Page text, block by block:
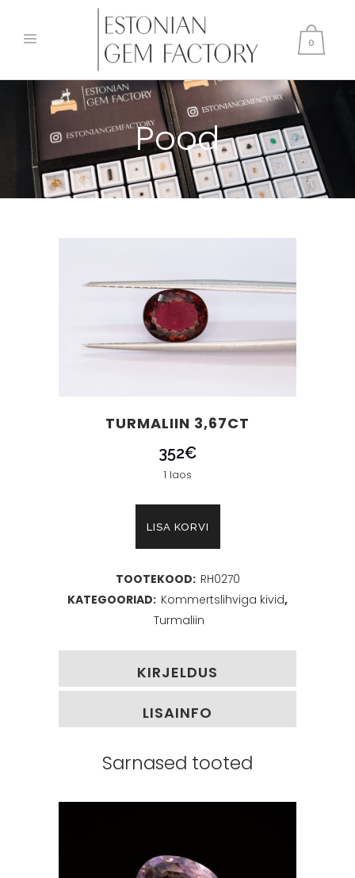
0
Pood
TURMALIIN 3,67CT
352€
1 laos
LISA KORVI
TOOTEKOOD: RH0270
KATEGOORIAD: Kommertslihviga kivid,
Turmaliin
KIRJELDUS
LISAINFO
Sarnased tooted